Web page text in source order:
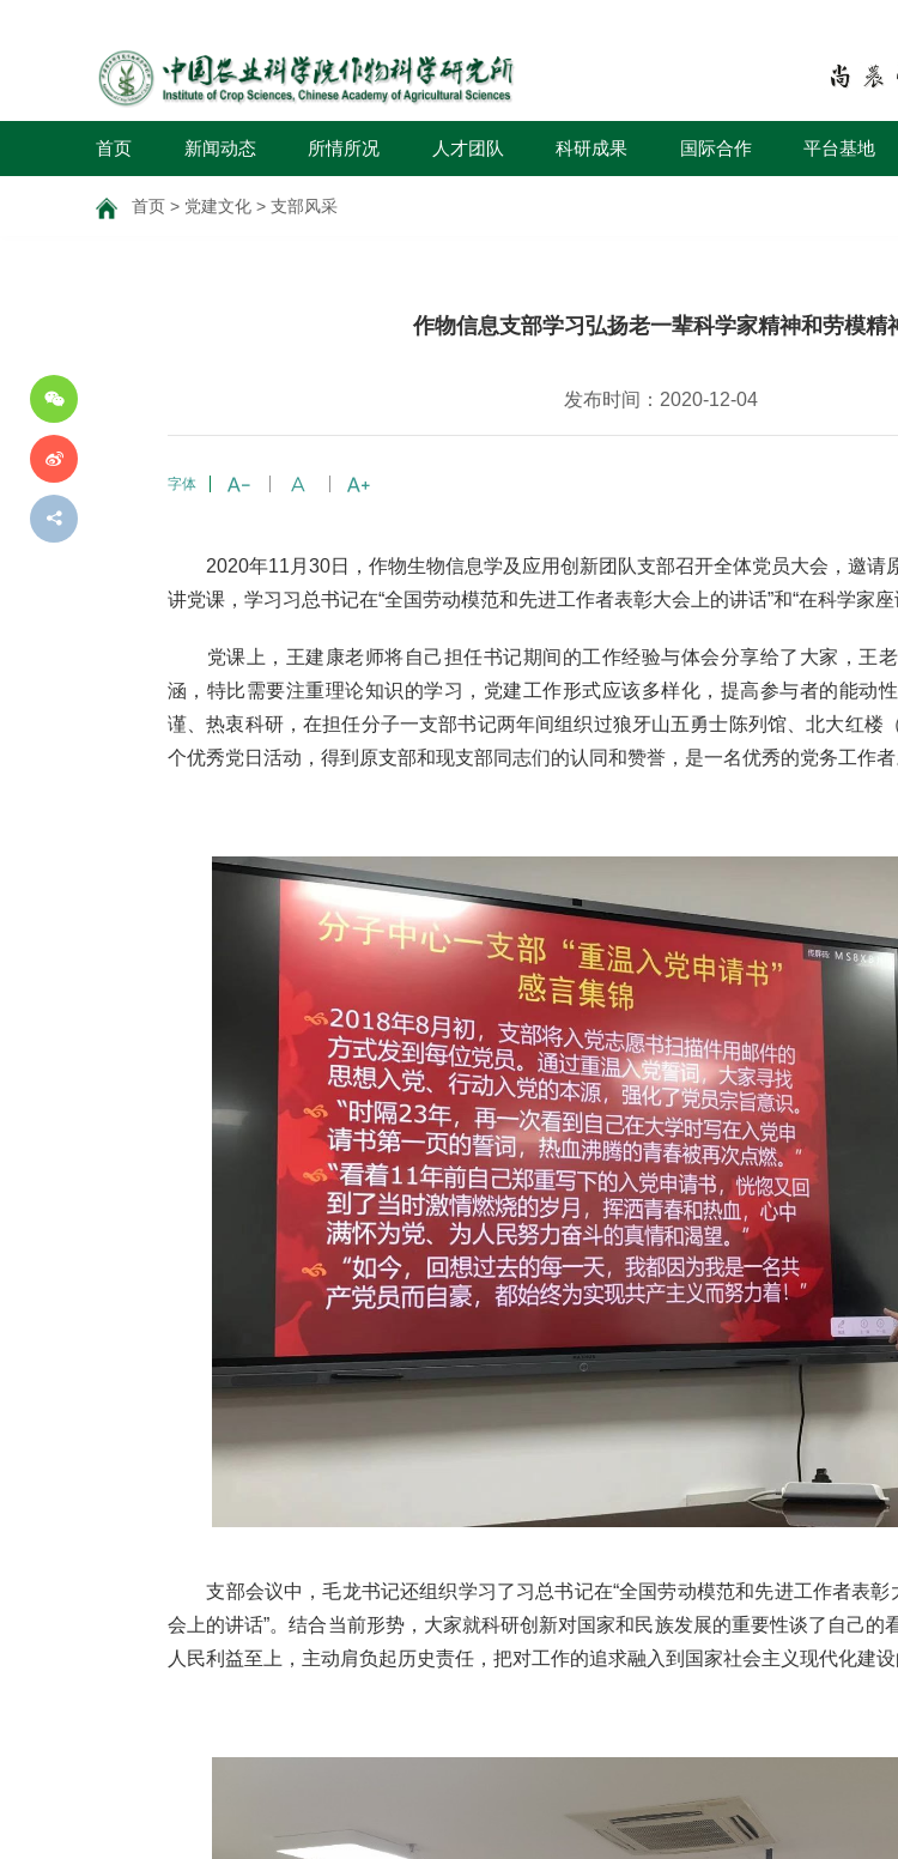
首页 新闻动态 所情所况 人才团队 科研成果 国际合作 平台基地
首页 > 党建文化 > 支部风采
作物信息支部学习弘扬老一辈科学家精神和劳模精
发布时间：2020-12-04
字体
2020年11月30日，作物生物信息学及应用创新团队支部召开全体党员大会，邀请
讲党课，学习习总书记在“全国劳动模范和先进工作者表彰大会上的讲话”和“在科学家座
党课上，王建康老师将自己担任书记期间的工作经验与体会分享给了大家，王
涵，特比需要注重理论知识的学习，党建工作形式应该多样化，提高参与者的能动
谨、热衷科研，在担任分子一支部书记两年间组织过狼牙山五勇士陈列馆、北大红楼
个优秀党日活动，得到原支部和现支部同志们的认同和赞誉，是一名优秀的党务工作者
支部会议中，毛龙书记还组织学习了习总书记在“全国劳动模范和先进工作者表彰
会上的讲话”。结合当前形势，大家就科研创新对国家和民族发展的重要性谈了自己的
人民利益至上，主动肩负起历史责任，把对工作的追求融入到国家社会主义现代化建设